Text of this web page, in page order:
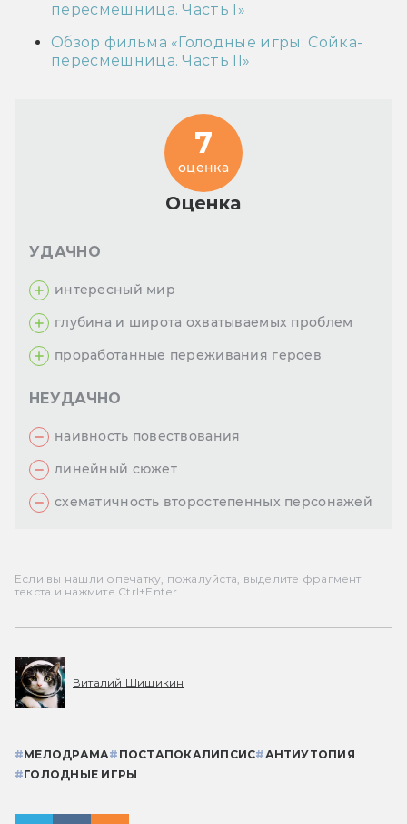
пересмешница. Часть I»
Обзор фильма «Голодные игры: Сойка-
пересмешница. Часть II»
Оценка
7
оценка
УДАЧНО
интересный мир
глубина и широта охватываемых проблем
проработанные переживания героев
НЕУДАЧНО
наивность повествования
линейный сюжет
схематичность второстепенных персонажей
Если вы нашли опечатку, пожалуйста, выделите фрагмент
текста и нажмите Ctrl+Enter.
Виталий Шишикин
#МЕЛОДРАМА# ПОСТАПОКАЛИПСИС#АНТИУТОПИЯ
#ГОЛОДНЫЕ ИГРЫ